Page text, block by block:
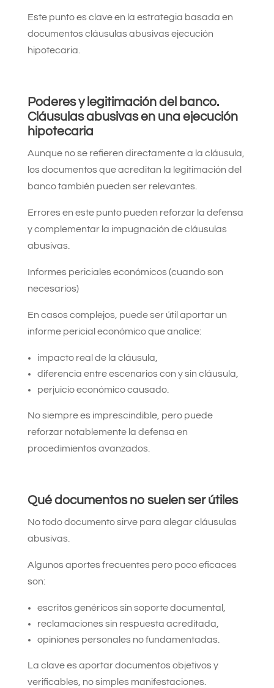
Este punto es clave en la estrategia basada en
documentos cláusulas abusivas ejecución
hipotecaria.
Poderes y legitimación del banco.
Cláusulas abusivas en una ejecución
hipotecaria
Aunque no se refieren directamente a la cláusula,
los documentos que acreditan la legitimación del
banco también pueden ser relevantes.
Errores en este punto pueden reforzar la defensa
y complementar la impugnación de cláusulas
abusivas.
Informes periciales económicos (cuando son
necesarios)
En casos complejos, puede ser útil aportar un
informe pericial económico que analice:
impacto real de la cláusula,
diferencia entre escenarios con y sin cláusula,
perjuicio económico causado.
No siempre es imprescindible, pero puede
reforzar notablemente la defensa en
procedimientos avanzados.
Qué documentos no suelen ser útiles
No todo documento sirve para alegar cláusulas
abusivas.
Algunos aportes frecuentes pero poco eficaces
son:
escritos genéricos sin soporte documental,
reclamaciones sin respuesta acreditada,
opiniones personales no fundamentadas.
La clave es aportar documentos objetivos y
verificables, no simples manifestaciones.